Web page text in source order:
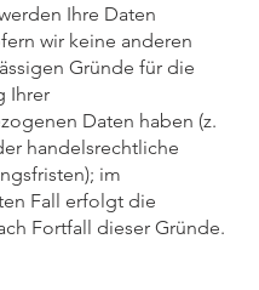
Ihre Daten
wir keine anderen
Gründe für die
Ihrer
Daten haben (z.
handelsrechtliche
im
Fall erfolgt die
Fortfall dieser Gründe.